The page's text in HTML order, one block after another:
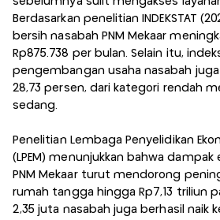
Berdasarkan penelitian INDEKSTAT
bersih nasabah PNM Mekaar
Rp875.738 per bulan. Selain itu,
pengembangan usaha nasabah
28,73 persen, dari kategori rendah
sedang.
Penelitian Lembaga Penyelidikan
(LPEM) menunjukkan bahwa
PNM Mekaar turut mendorong
rumah tangga hingga Rp7,13 triliun
2,35 juta nasabah juga berhasil naik